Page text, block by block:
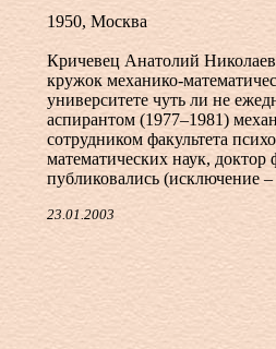
1950, Москва
Кричевец Анатолий
кружок механико-
университете чуть ли не
аспирантом (1977–1981)
сотрудником факультета
математических наук,
публиковались (исключение
23.01.2003